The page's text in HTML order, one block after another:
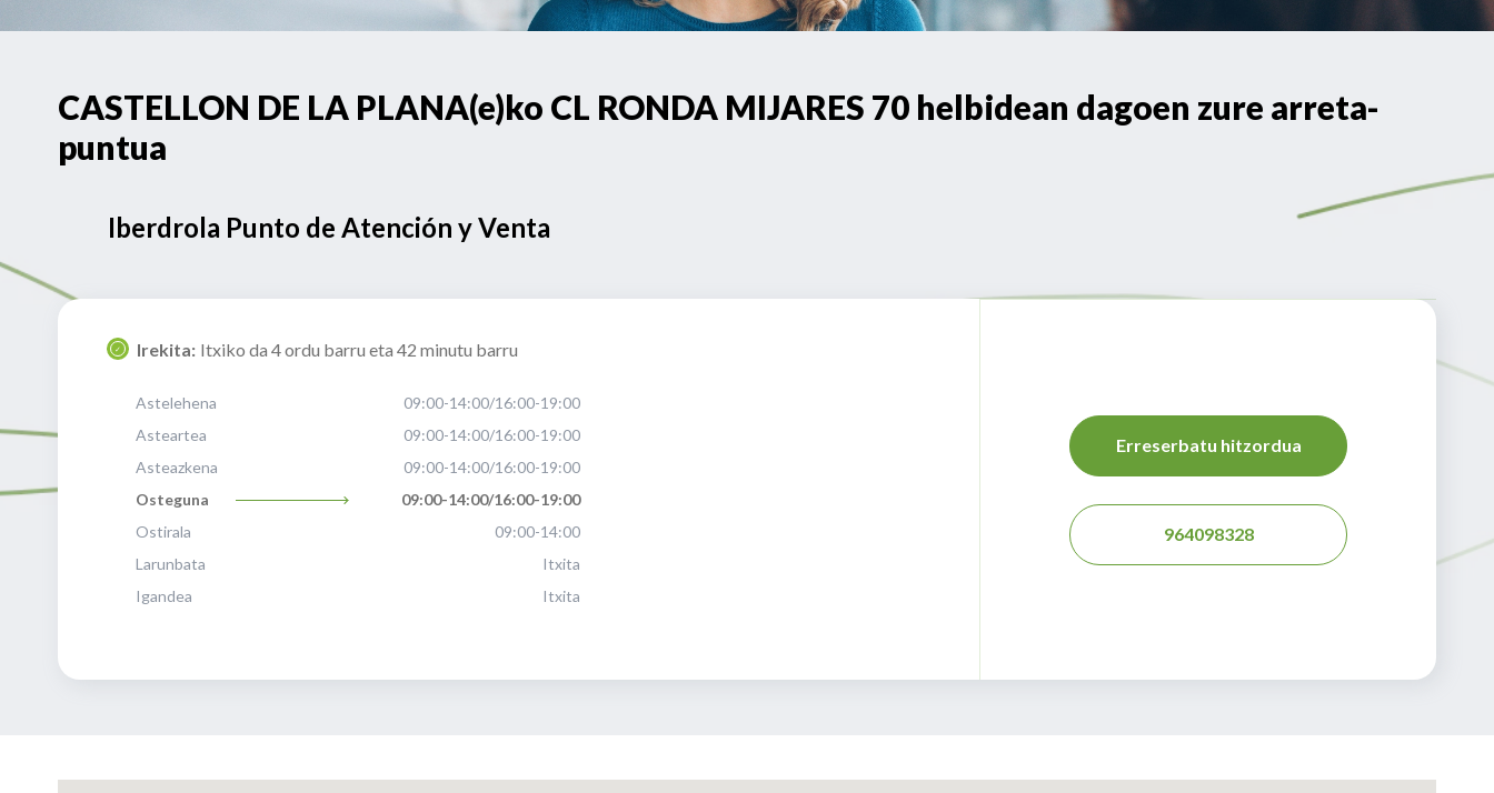
CASTELLON DE LA PLANA(e)ko CL RONDA MIJARES 70 helbidean dagoen zure arreta-
puntua
Iberdrola Punto de Atención y Venta
Irekita: Itxiko da 4 ordu barru eta 42 minutu barru
Astelehena
09:00-14:00/16:00-19:00
Asteartea
09:00-14:00/16:00-19:00
Asteazkena
09:00-14:00/16:00-19:00
Osteguna
09:00-14:00/16:00-19:00
Ostirala
09:00-14:00
Larunbata
Itxita
Igandea
Itxita
Erreserbatu hitzordua
964098328